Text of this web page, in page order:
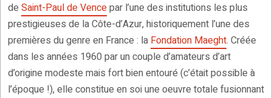
de Saint-Paul de Vencepar l’une des institutions les plus
prestigieuses de la Côte-d’Azur, historiquement l’une des
premières du genre en France : la Fondation Maeght. Créée
dans les années 1960 par un couple d’amateurs d’art
d’origine modeste mais fort bien entouré (c’était possible à
l’époque !), elle constitue en soi une oeuvre totale fusionnant